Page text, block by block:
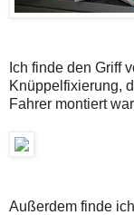
Ich finde den Griff
Knüppelfixierung,
Fahrer montiert
Außerdem finde